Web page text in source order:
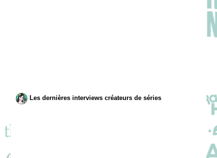
Les dernières interviews créateurs de séries